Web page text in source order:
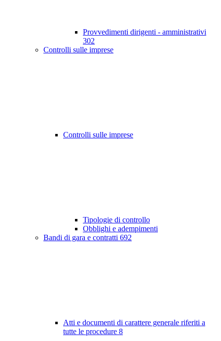
Provvedimenti dirigenti - amministrativi
302
Controlli sulle imprese
Controlli sulle imprese
Tipologie di controllo
Obblighi e adempimenti
Bandi di gara e contratti 692
Atti e documenti di carattere generale riferiti a
tutte le procedure 8